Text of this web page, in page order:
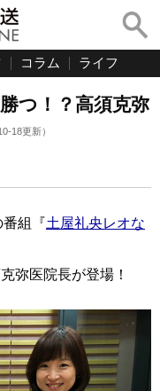
コラム ライフ
つ！？高須克弥
18更新）
組『土屋礼央レオな
弥医院長が登場！